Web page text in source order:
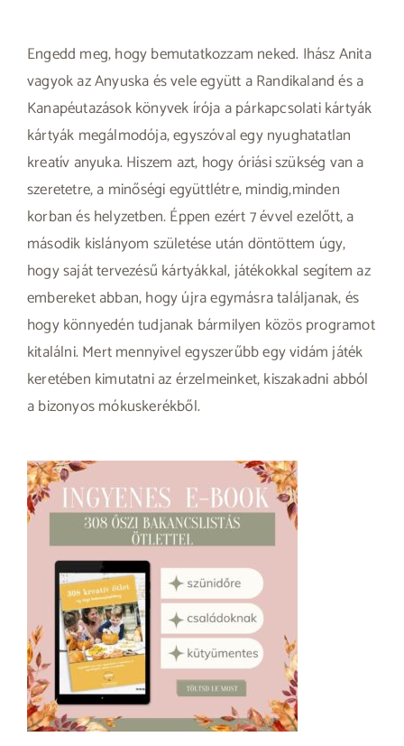
Engedd meg, hogy bemutatkozzam neked. Ihász Anita
vagyok az Anyuska és vele együtt a Randikaland és a
Kanapéutazások könyvek írója a párkapcsolati kártyák
kártyák megálmodója, egyszóval egy nyughatatlan
kreatív anyuka. Hiszem azt, hogy óriási szükség van a
szeretetre, a minőségi együttlétre, mindig,minden
korban és helyzetben. Éppen ezért 7 évvel ezelőtt, a
második kislányom születése után döntöttem úgy,
hogy saját tervezésű kártyákkal, játékokkal segítem az
embereket abban, hogy újra egymásra találjanak, és
hogy könnyedén tudjanak bármilyen közös programot
kitalálni. Mert mennyivel egyszerűbb egy vidám játék
keretében kimutatni az érzelmeinket, kiszakadni abból
a bizonyos mókuskerékből.